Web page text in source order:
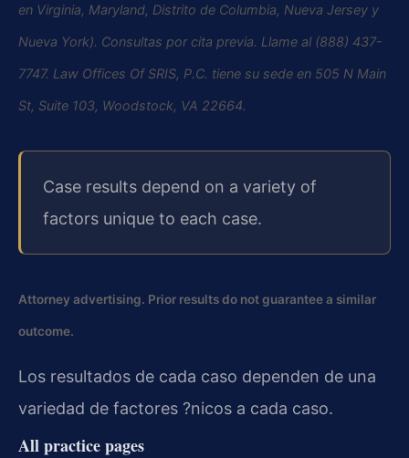
en Virginia, Maryland, Distrito de Columbia, Nueva Jersey y
Nueva York). Consultas por cita previa. Llame al (888) 437-
7747. Law Offices Of SRIS, P.C. tiene su sede en 505 N Main
St, Suite 103, Woodstock, VA 22664.
Case results depend on a variety of
factors unique to each case.
Attorney advertising. Prior results do not guarantee a similar
outcome.
Los resultados de cada caso dependen de una
variedad de factores ?nicos a cada caso.
All practice pages